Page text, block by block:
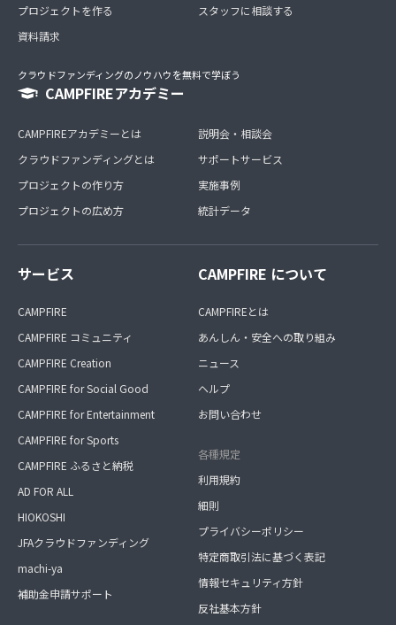
プロジェクトを作る
資料請求
スタッフに相談する
クラウドファンディングのノウハウを無料で学ぼう
CAMPFIREアカデミー
CAMPFIREアカデミーとは
クラウドファンディングとは
プロジェクトの作り方
プロジェクトの広め方
説明会・相談会
サポートサービス
実施事例
統計データ
サービス
CAMPFIRE
CAMPFIRE コミュニティ
CAMPFIRE Creation
CAMPFIRE for Social Good
CAMPFIRE for Entertainment
CAMPFIRE for Sports
CAMPFIRE ふるさと納税
AD FOR ALL
HIOKOSHI
JFAクラウドファンディング
machi-ya
補助金申請サポート
CAMPFIRE について
CAMPFIREとは
あんしん・安全への取り組み
ニュース
ヘルプ
お問い合わせ
各種規定
利用規約
細則
プライバシーポリシー
特定商取引法に基づく表記
情報セキュリティ方針
反社基本方針